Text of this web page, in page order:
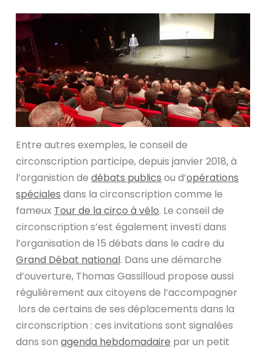
Entre autres exemples, le conseil de
circonscription participe, depuis janvier 2018, à
l’organistion dedébats publics ou d’opérations
spéciales dans la circonscription comme le
fameux Tour de la circo à vélo. Le conseil de
circonscription s’est également investi dans
l’organisation de 15 débats dans le cadre du
Grand Débat national. Dans une démarche
d’ouverture, Thomas Gassilloud propose aussi
régulièrement aux citoyens de l’accompagner
lors de certains de ses déplacements dans la
circonscription : ces invitations sont signalées
dans sonagenda hebdomadaire par un petit